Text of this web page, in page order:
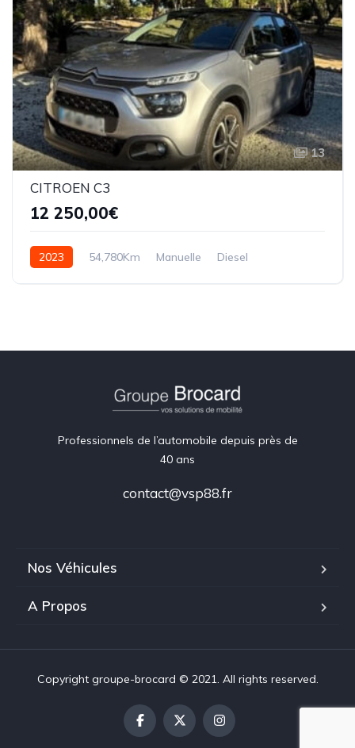
13
CITROEN C3
12 250,00€
2023 54,780Km Manuelle Diesel
Professionnels de l’automobile depuis près de
40 ans
contact@vsp88.fr
Nos Véhicules
A Propos
Copyright groupe-brocard © 2021. All rights reserved.